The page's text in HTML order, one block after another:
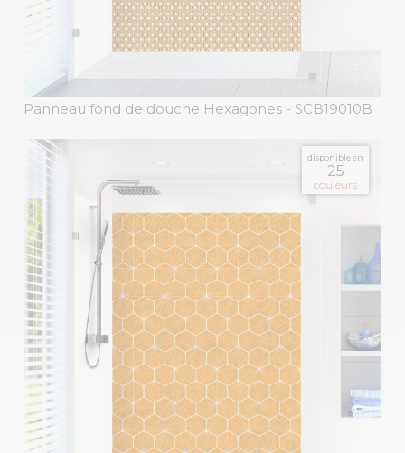
Panneau fond de douche Hexagones - SCB19010B
disponible en
25
couleurs